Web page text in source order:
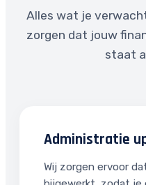
Alles wat je
zorgen dat jouw
staat
Administratie
Wij zorgen ervoor